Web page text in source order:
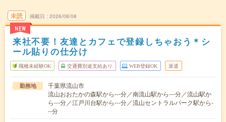
未読
NEW
掲載日 2026/08/08
来社不要！友達とカフェで登録しちゃおう＊シ
ール貼りの仕分け
職種未経験OK 交通費別途支給あり WEB登録OK 派遣
勤務地
千葉県流山市
流山おおたかの森駅から---分／南流山駅から---分／流山駅か
ら---分／江戸川台駅から---分／流山セントラルパーク駅から-
--分